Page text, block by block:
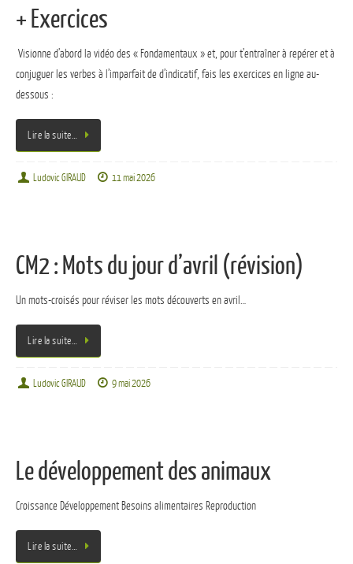
+ Exercices
Visionne d’abord la vidéo des « Fondamentaux » et, pour t’entraîner à repérer et à
conjuguer les verbes à l’imparfait de d’indicatif, fais les exercices en ligne au-
dessous :
Lire la suite…
Ludovic GIRAUD 11 mai 2026
CM2 : Mots du jour d’avril (révision)
Un mots-croisés pour réviser les mots découverts en avril…
Lire la suite…
Ludovic GIRAUD 9 mai 2026
Le développement des animaux
Croissance Développement Besoins alimentaires Reproduction
Lire la suite…